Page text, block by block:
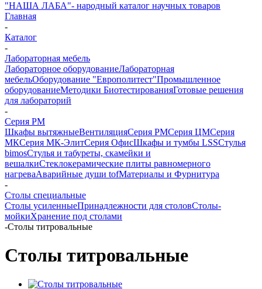
"НАША ЛАБА"- народный каталог научных товаров
Главная
-
Каталог
-
Лабораторная мебель
Лабораторное оборудованиеЛабораторная
мебельОборудование "Европолитест"Промышленное
оборудованиеМетодики БиотестированияГотовые решения
для лабораторий
-
Серия РМ
Шкафы вытяжныеВентиляцияСерия РМСерия ЦМСерия
МКСерия МК-ЭлитСерия ОфисШкафы и тумбы LSSСтулья
bimosСтулья и табуреты, скамейки и
вешалкиСтеклокерамические плиты равномерного
нагреваАварийные души tofМатериалы и Фурнитура
-
Столы специальные
Столы усиленныеПринадлежности для столовСтолы-
мойкиХранение под столами
-Столы титровальные
Столы титровальные